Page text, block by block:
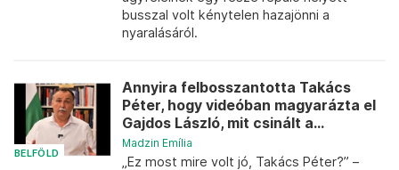
busszal volt kénytelen hazajönni a
nyaralásáról.
BELFÖLD
Annyira felbosszantotta Takács
Péter, hogy videóban magyarázta el
Gajdos László, mit csinált a...
Madzin Emília
„Ez most mire volt jó, Takács Péter?” –